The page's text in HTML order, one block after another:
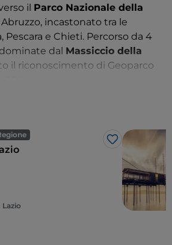
il Parco Nazionale della
incastonato tra le
Pescara e Chieti. Percorso da 4
dal Massiccio della
il riconoscimento di Geoparco
possono esplorare a piedi,
e ferrate.
Like
Lazio